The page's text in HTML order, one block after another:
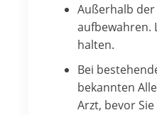
Außerhalb
aufbewahren.
halten.
Bei
bekannten
Arzt, bevor